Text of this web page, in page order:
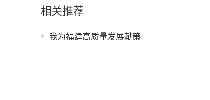
相关推荐
我为福建高质量发展献策